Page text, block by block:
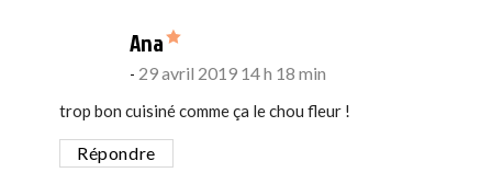
Ana says:
29 avril 2019 14 h 18 min
trop bon cuisiné comme ça le chou fleur !
Répondre